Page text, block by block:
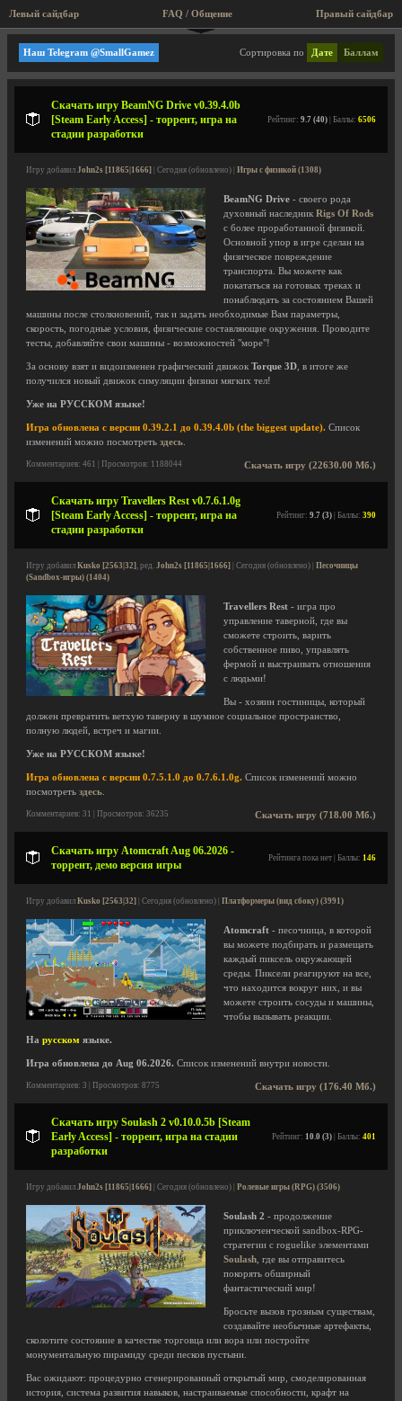
Левый сайдбар FAQ / Общение
Песочницы (Sandbox-игры)
Сортировка по Дате Баллам
Наш Telegram @SmallGamez
Скачать игру BeamNG Drive v0.39.4.0b
[Steam Early Access] - торрент, игра на
стадии разработки
Рейтинг: 9.7 (40) | Баллы: 6506
Игру добавил John2s [11865|1666] | Сегодня (обновлено) | Игры с физикой (1308)
BeamNG Drive - своего рода
духовный наследник Rigs Of Rods
с более проработанной физикой.
Основной упор в игре сделан на
физическое повреждение
транспорта. Вы можете как
покататься на готовых треках и
понаблюдать за состоянием Вашей
машины после столкновений, так и задать необходимые Вам параметры,
скорость, погодные условия, физические составляющие окружения. Проводите
тесты, добавляйте свои машины - возможностей "море"!
За основу взят и видоизменен графический движок Torque 3D , в итоге же
получился новый движок симуляции физики мягких тел!
Уже на РУССКОМ языке!
Игра обновлена с версии 0.39.2.1 до 0.39.4.0b (the biggest update). Список
изменений можно посмотреть здесь
Скачать игру (22630.00 Мб.)
Комментариев: 461 | Просмотров: 1188044
Скачать игру Travellers Rest v0.7.6.1.0g
[Steam Early Access] - торрент, игра на
стадии разработки
Рейтинг: 9.7 (3) | Баллы: 390
Игру добавил Kusko [2563|32], ред. John2s [11865|1666] | Сегодня (обновлено) | Песочницы
(Sandbox-игры) (1404)
Travellers Rest - игра про
управление таверной, где вы
сможете строить, варить
собственное пиво, управлять
фермой и выстраивать отношения
с людьми!
Вы - хозяин гостиницы, который
должен превратить ветхую таверну в шумное социальное пространство,
полную людей, встреч и магии.
Уже на РУССКОМ языке!
Игра обновлена с версии 0.7.5.1.0 до 0.7.6.1.0g. Список изменений можно
посмотреть здесь
Скачать игру (718.00 Мб.)
Комментариев: 31 | Просмотров: 36235
Скачать игру Atomcraft Aug 06.2026 -
торрент, демо версия игры
Рейтинга пока нет | Баллы: 146
Игру добавил Kusko [2563|32] | Сегодня (обновлено) | Платформеры (вид сбоку) (3991)
Atomcraft - песочница, в которой
вы можете подбирать и размещать
каждый пиксель окружающей
среды. Пиксели реагируют на все,
что находится вокруг них, и вы
можете строить сосуды и машины,
чтобы вызывать реакции.
На русском языке.
Игра обновлена до Aug 06.2026. Список изменений внутри новости.
Скачать игру (176.40 Мб.)
Комментариев: 3 | Просмотров: 8775
Скачать игру Soulash 2 v0.10.0.5b [Steam
Early Access] - торрент, игра на стадии
разработки
Рейтинг: 10.0 (3) | Баллы: 401
Игру добавил John2s [11865|1666] | Сегодня (обновлено) | Ролевые игры (RPG) (3506)
Soulash 2 - продолжение
приключенческой sandbox-RPG-
стратегии с roguelike элементами
Soulash , где вы отправитесь
покорять обширный
фантастический мир!
Бросьте вызов грозным существам,
создавайте необычные артефакты,
сколотите состояние в качестве торговца или вора или постройте
монументальную пирамиду среди песков пустыни.
Вас ожидают: процедурно сгенерированный открытый мир, смоделированная
история, система развития навыков, настраиваемые способности, крафт на